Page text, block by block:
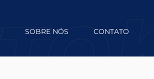
SOBRE NÓS CONTATO